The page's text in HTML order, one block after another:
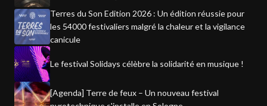
Terres du Son Edition 2026 : Un édition réussie pour
les 54000 festivaliers malgré la chaleur et la vigilance
canicule
Le festival Solidays célèbre la solidarité en musique !
[Agenda] Terre de feux – Un nouveau festival